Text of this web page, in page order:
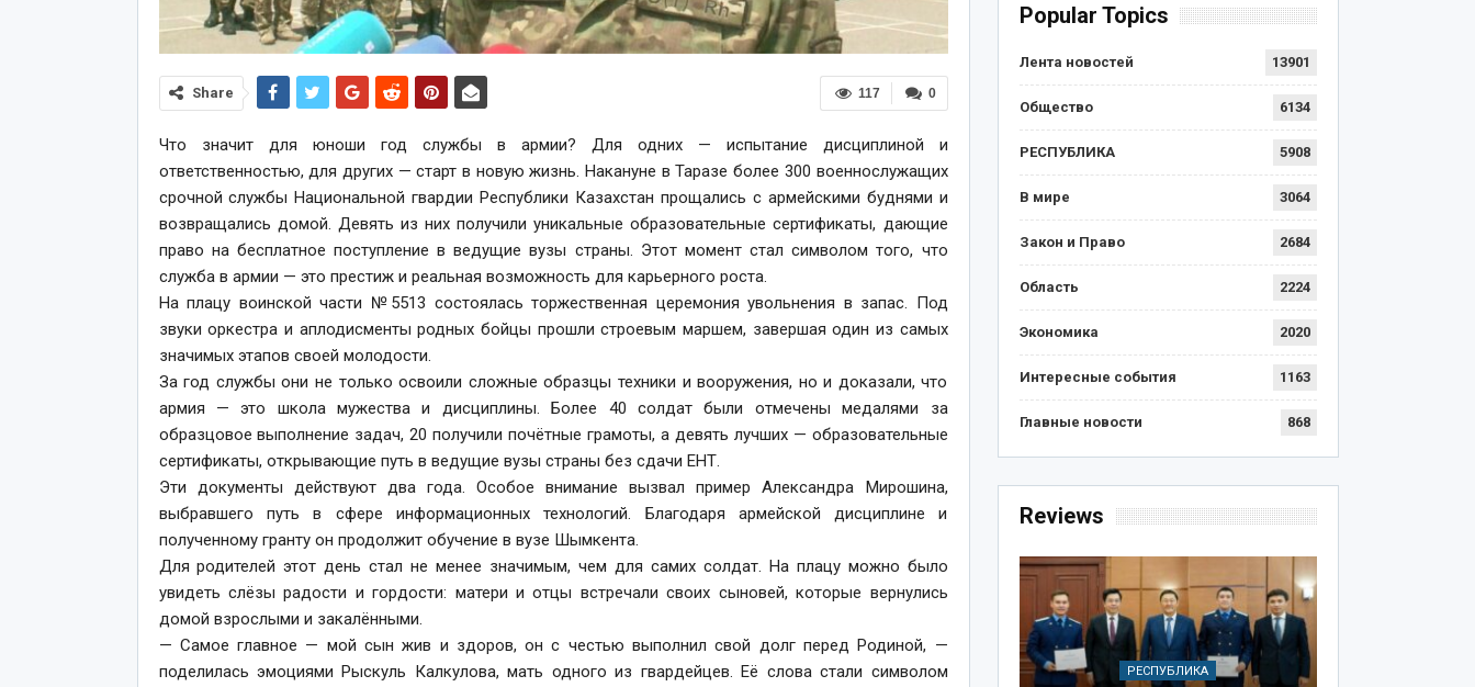
0
117
Share
Что значит для юноши год службы в армии? Для одних — испытание дисциплиной и
ответственностью, для других — старт в новую жизнь. Накануне в Таразе более 300 военнослужащих
срочной службы Национальной гвардии Республики Казахстан прощались с армейскими буднями и
возвращались домой. Девять из них получили уникальные образовательные сертификаты, дающие
право на бесплатное поступление в ведущие вузы страны. Этот момент стал символом того, что
служба в армии — это престиж и реальная возможность для карьерного роста.
На плацу воинской части №5513 состоялась торжественная церемония увольнения в запас. Под
звуки оркестра и аплодисменты родных бойцы прошли строевым маршем, завершая один из самых
значимых этапов своей молодости.
За год службы они не только освоили сложные образцы техники и вооружения, но и доказали, что
армия — это школа мужества и дисциплины. Более 40 солдат были отмечены медалями за
образцовое выполнение задач, 20 получили почётные грамоты, а девять лучших — образовательные
сертификаты, открывающие путь в ведущие вузы страны без сдачи ЕНТ.
Эти документы действуют два года. Особое внимание вызвал пример Александра Мирошина,
выбравшего путь в сфере информационных технологий. Благодаря армейской дисциплине и
полученному гранту он продолжит обучение в вузе Шымкента.
Для родителей этот день стал не менее значимым, чем для самих солдат. На плацу можно было
увидеть слёзы радости и гордости: матери и отцы встречали своих сыновей, которые вернулись
домой взрослыми и закалёнными.
— Самое главное — мой сын жив и здоров, он с честью выполнил свой долг перед Родиной, —
поделилась эмоциями Рыскуль Калкулова, мать одного из гвардейцев. Её слова стали символом
Popular Topics
Лента новостей 13901
Общество 6134
РЕСПУБЛИКА 5908
В мире 3064
Закон и Право 2684
Область 2224
Экономика 2020
Интересные события 1163
Главные новости 868
Reviews
РЕСПУБЛИКА